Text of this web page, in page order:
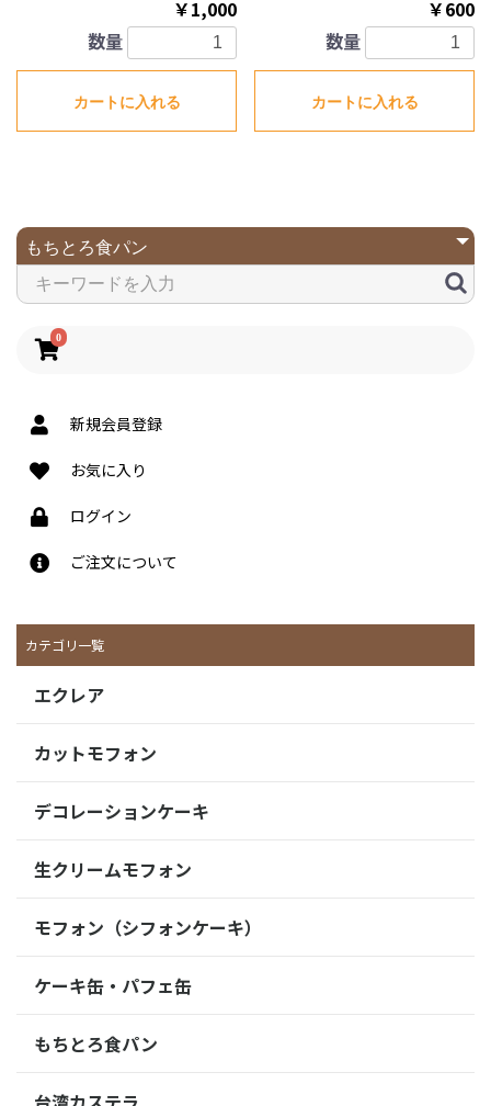
￥1,000
数量
カートに入れる
￥600
数量
カートに入れる
0
新規会員登録
お気に入り
ログイン
ご注文について
カテゴリ一覧
エクレア
カットモフォン
デコレーションケーキ
生クリームモフォン
モフォン（シフォンケーキ）
ケーキ缶・パフェ缶
もちとろ食パン